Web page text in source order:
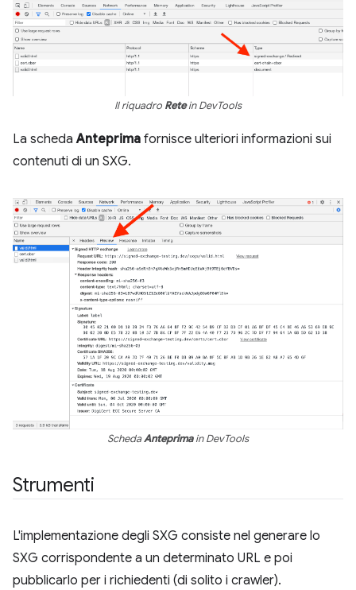
Il riquadro Retein DevTools
La schedaAnteprima fornisce ulteriori informazioni sui
contenuti di un SXG.
SchedaAnteprimain DevTools
Strumenti
L'implementazione degli SXG consiste nel generare lo
SXG corrispondente a un determinato URL e poi
pubblicarlo per i richiedenti (di solito i crawler).